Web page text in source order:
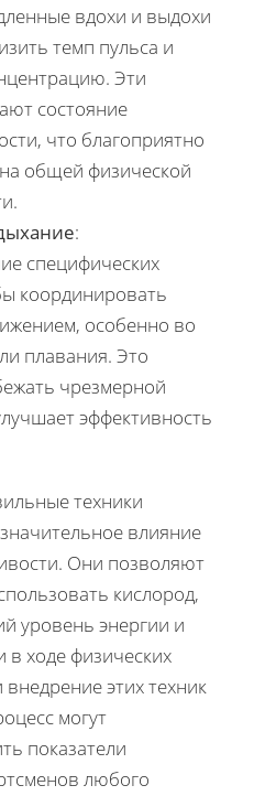
вдохи и выдохи
темп пульса и
Эти
состояние
что благоприятно
общей физической
:
специфических
координировать
особенно во
плавания. Это
чрезмерной
эффективность
техники
влияние
Они позволяют
кислород,
уровень энергии и
в ходе физических
внедрение этих техник
могут
показатели
любого